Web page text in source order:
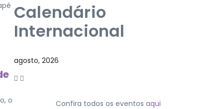
o
Calendário
Internacional
agosto, 2026
Confira todos os eventos aqui